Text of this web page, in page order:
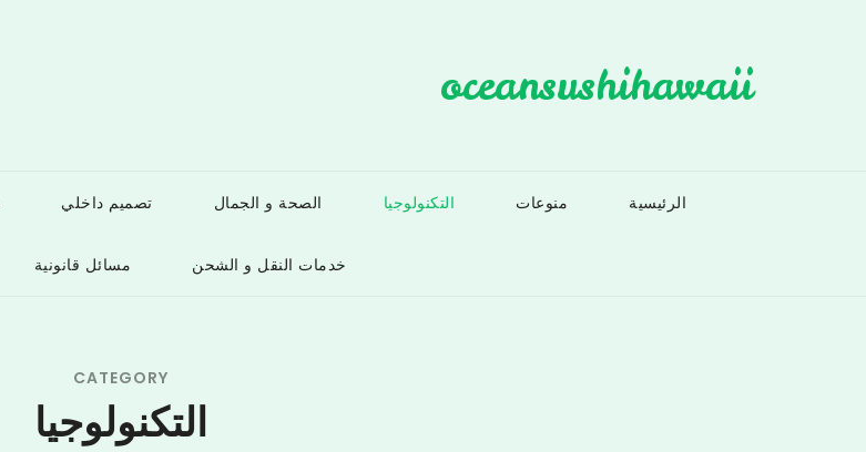
oceansushihawaii
الرئيسية منوعات التكنولوجيا الصحة و الجمال تصميم داخلي
خدمات النقل و الشحن مسائل قانونية
CATEGORY
التكنولوجيا